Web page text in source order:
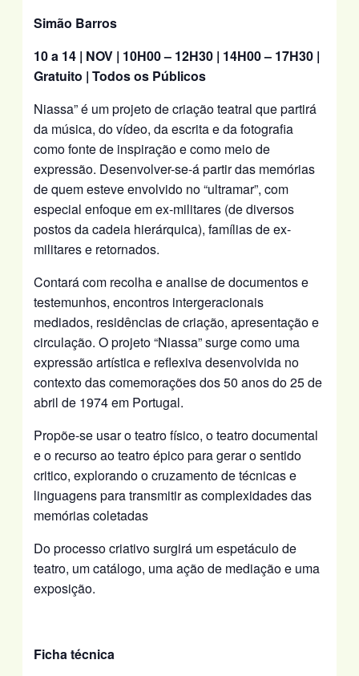
Simão Barros
10 a 14 | NOV | 10H00 – 12H30 | 14H00 – 17H30 |
Gratuito | Todos os Públicos
Niassa” é um projeto de criação teatral que partirá
da música, do vídeo, da escrita e da fotografia
como fonte de inspiração e como meio de
expressão. Desenvolver-se-á partir das memórias
de quem esteve envolvido no “ultramar”, com
especial enfoque em ex-militares (de diversos
postos da cadeia hierárquica), famílias de ex-
militares e retornados.
Contará com recolha e analise de documentos e
testemunhos, encontros intergeracionais
mediados, residências de criação, apresentação e
circulação. O projeto “Niassa” surge como uma
expressão artística e reflexiva desenvolvida no
contexto das comemorações dos 50 anos do 25 de
abril de 1974 em Portugal.
Propõe-se usar o teatro físico, o teatro documental
e o recurso ao teatro épico para gerar o sentido
critico, explorando o cruzamento de técnicas e
linguagens para transmitir as complexidades das
memórias coletadas
Do processo criativo surgirá um espetáculo de
teatro, um catálogo, uma ação de mediação e uma
exposição.
Ficha técnica